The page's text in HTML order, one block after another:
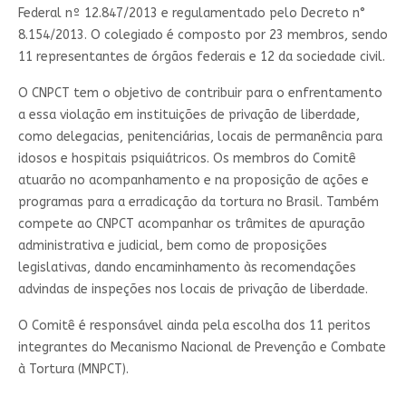
Federal nº 12.847/2013 e regulamentado pelo Decreto n°
8.154/2013. O colegiado é composto por 23 membros, sendo
11 representantes de órgãos federais e 12 da sociedade civil.
O CNPCT tem o objetivo de contribuir para o enfrentamento
a essa violação em instituições de privação de liberdade,
como delegacias, penitenciárias, locais de permanência para
idosos e hospitais psiquiátricos. Os membros do Comitê
atuarão no acompanhamento e na proposição de ações e
programas para a erradicação da tortura no Brasil. Também
compete ao CNPCT acompanhar os trâmites de apuração
administrativa e judicial, bem como de proposições
legislativas, dando encaminhamento às recomendações
advindas de inspeções nos locais de privação de liberdade.
O Comitê é responsável ainda pela escolha dos 11 peritos
integrantes do Mecanismo Nacional de Prevenção e Combate
à Tortura (MNPCT).